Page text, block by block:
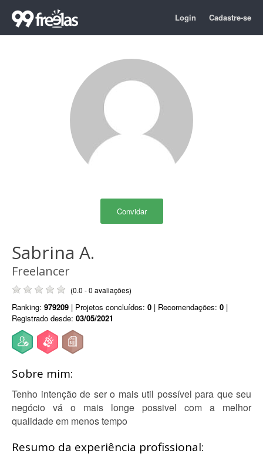
Login Cadastre-se
Convidar
Sabrina A.
Freelancer
(0.0 - 0 avaliações)
Ranking: 979209 | Projetos concluídos: 0 | Recomendações: 0 |
Registrado desde: 03/05/2021
Sobre mim:
Tenho intenção de ser o mais util possível para que seu
negócio vá o mais longe possivel com a melhor
qualidade em menos tempo
Resumo da experiência profissional: